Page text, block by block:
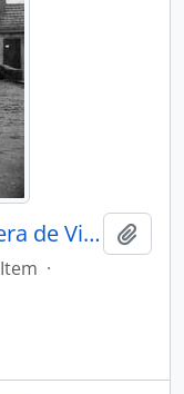
Rancho folclórico A Primavera de Vila Cova de Perrinho
Item ·